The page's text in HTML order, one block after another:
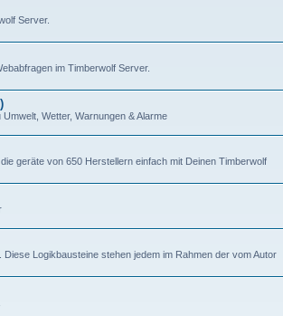
Server.
im Timberwolf Server.
Wetter, Warnungen & Alarme
geräte von 650 Herstellern einfach mit Deinen Timberwolf
Logikbausteine stehen jedem im Rahmen der vom Autor